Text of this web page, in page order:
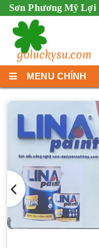
Sơn Phương Mỹ Lợi
MENU CHÍNH